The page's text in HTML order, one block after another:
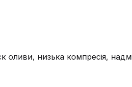
оливи, низька компресія,